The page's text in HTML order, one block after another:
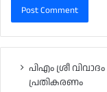
പിഎം ശ്രീ
പ്രതികരണം